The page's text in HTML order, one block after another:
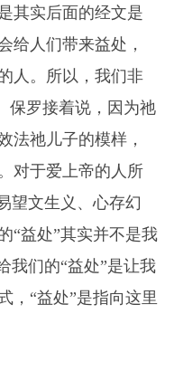
其实后面的经文是
给人们带来益处，
人。所以，我们非
保罗接着说，因为祂
法祂儿子的模样，
对于爱上帝的人所
望文生义、心存幻
“益处”其实并不是我
我们的“益处”是让我
，“益处”是指向这里